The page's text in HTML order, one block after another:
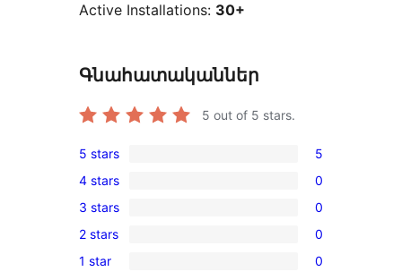
Active Installations: 30+
Գնահատականներ
5 out of 5 stars.
5
5-
star
reviews
5 stars 5
0
4-
star
reviews
4 stars 0
0
3-
star
3 stars 0
0
2-
2 stars 0
0
1 star 0